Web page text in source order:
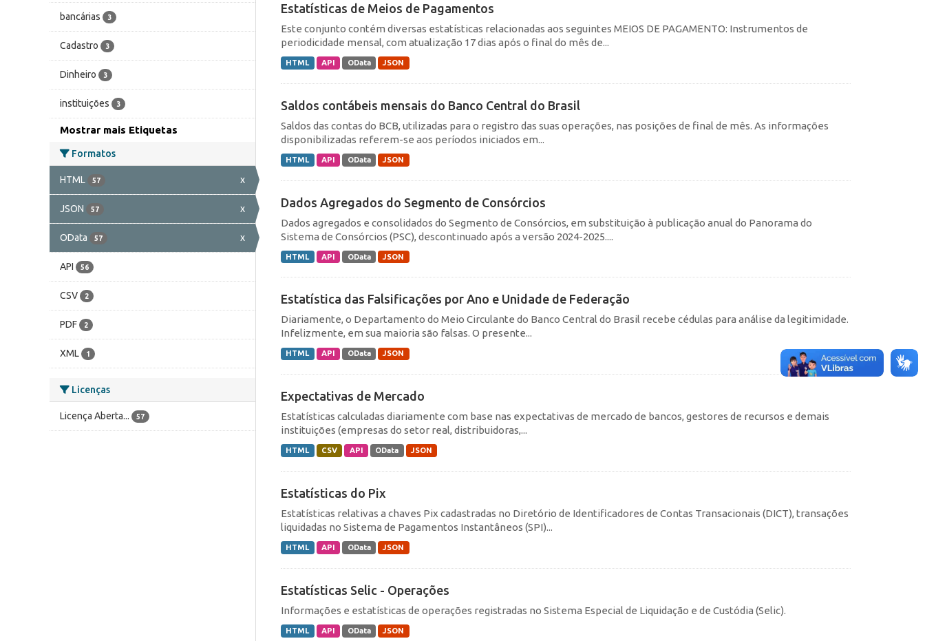
bancárias 3
Cadastro 3
Dinheiro 3
instituições 3
Mostrar mais Etiquetas
Formatos
HTML 57 x
JSON 57 x
OData 57 x
API 56
CSV 2
PDF 2
XML 1
Licenças
Licença Aberta... 57
Estatísticas de Meios de Pagamentos
Este conjunto contém diversas estatísticas relacionadas aos seguintes MEIOS DE PAGAMENTO: Instrumentos de
periodicidade mensal, com atualização 17 dias após o final do mês de...
HTML API OData JSON
Saldos contábeis mensais do Banco Central do Brasil
Saldos das contas do BCB, utilizadas para o registro das suas operações, nas posições de final de mês. As informações
disponibilizadas referem-se aos períodos iniciados em...
HTML API OData JSON
Dados Agregados do Segmento de Consórcios
Dados agregados e consolidados do Segmento de Consórcios, em substituição à publicação anual do Panorama do
Sistema de Consórcios (PSC), descontinuado após a versão 2024-2025....
HTML API OData JSON
Estatística das Falsificações por Ano e Unidade de Federação
Diariamente, o Departamento do Meio Circulante do Banco Central do Brasil recebe cédulas para análise da legitimidade.
Infelizmente, em sua maioria são falsas. O presente...
HTML API OData JSON
Expectativas de Mercado
Estatísticas calculadas diariamente com base nas expectativas de mercado de bancos, gestores de recursos e demais
instituições (empresas do setor real, distribuidoras,...
HTML CSV API OData JSON
Estatísticas do Pix
Estatísticas relativas a chaves Pix cadastradas no Diretório de Identificadores de Contas Transacionais (DICT), transações
liquidadas no Sistema de Pagamentos Instantâneos (SPI)...
HTML API OData JSON
Estatísticas Selic - Operações
Informações e estatísticas de operações registradas no Sistema Especial de Liquidação e de Custódia (Selic).
HTML API OData JSON